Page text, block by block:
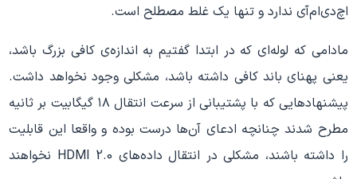
ا‌چ‌دی‌ام‌آی ندارد و تنها یک غلط مصطلح است.
مادامی که لوله‌ای که در ابتدا گفتیم به اندازه‌ی کافی بزرگ باشد،
یعنی پهنای باند کافی داشته باشد، مشکلی وجود نخواهد داشت.
پیشنهادهایی که با پشتیبانی از سرعت انتقال ۱۸ گیگابیت بر ثانیه
مطرح شدند چنانچه ادعای آن‌ها درست بوده و واقعا این قابلیت
را داشته باشند، مشکلی در انتقال داده‌های HDMI 2.0 نخواهند